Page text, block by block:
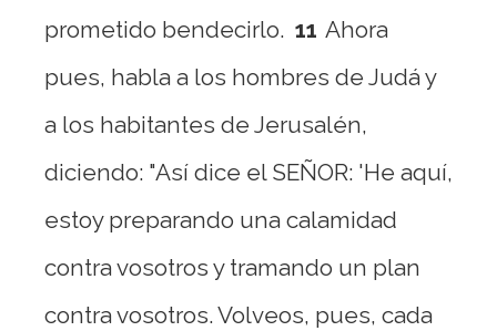
prometido bendecirlo. 11 Ahora
pues, habla a los hombres de Judá y
a los habitantes de Jerusalén,
diciendo: "Así dice el SEÑOR: 'He aquí,
estoy preparando una calamidad
contra vosotros y tramando un plan
contra vosotros. Volveos, pues, cada